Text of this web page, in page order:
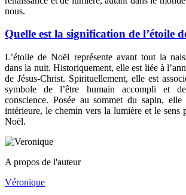
nous.
Quelle est la signification de l’étoile
L’étoile de Noël représente avant tout la
dans la nuit. Historiquement, elle est liée à
de Jésus-Christ. Spirituellement, elle est
symbole de l’être humain accompli et
conscience. Posée au sommet du sapin,
intérieure, le chemin vers la lumière et le sens
Noël.
A propos de l'auteur
Véronique